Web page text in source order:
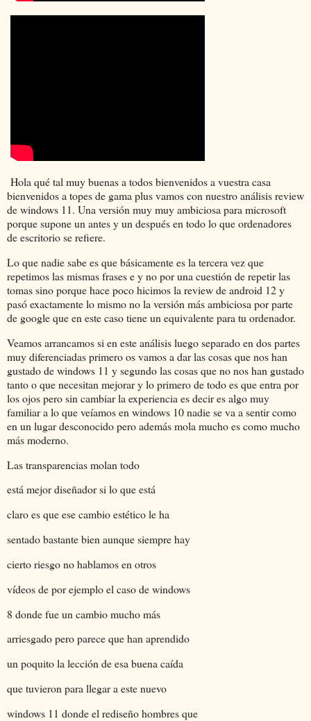
Hola qué tal muy buenas a todos bienvenidos a vuestra casa
bienvenidos a topes de gama plus vamos con nuestro análisis review
de windows 11. Una versión muy muy ambiciosa para microsoft
porque supone un antes y un después en todo lo que ordenadores
de escritorio se refiere.
Lo que nadie sabe es que básicamente es la tercera vez que
repetimos las mismas frases e y no por una cuestión de repetir las
tomas sino porque hace poco hicimos la review de android 12 y
pasó exactamente lo mismo no la versión más ambiciosa por parte
de google que en este caso tiene un equivalente para tu ordenador.
Veamos arrancamos si en este análisis luego separado en dos partes
muy diferenciadas primero os vamos a dar las cosas que nos han
gustado de windows 11 y segundo las cosas que no nos han gustado
tanto o que necesitan mejorar y lo primero de todo es que entra por
los ojos pero sin cambiar la experiencia es decir es algo muy
familiar a lo que veíamos en windows 10 nadie se va a sentir como
en un lugar desconocido pero además mola mucho es como mucho
más moderno.
Las transparencias molan todo
está mejor diseñador si lo que está
claro es que ese cambio estético le ha
sentado bastante bien aunque siempre hay
cierto riesgo no hablamos en otros
vídeos de por ejemplo el caso de windows
8 donde fue un cambio mucho más
arriesgado pero parece que han aprendido
un poquito la lección de esa buena caída
que tuvieron para llegar a este nuevo
windows 11 donde el rediseño hombres que